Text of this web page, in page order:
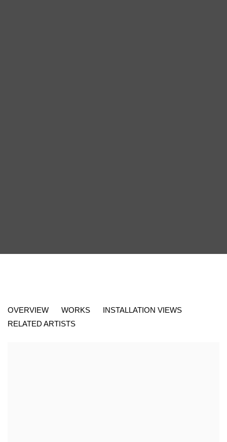
GALERIE NATHALIE OBADIA, 8 RUE CHARLES DECOSTER,
OVERVIEW WORKS
INSTALLATION VIEWS
RELATED ARTISTS